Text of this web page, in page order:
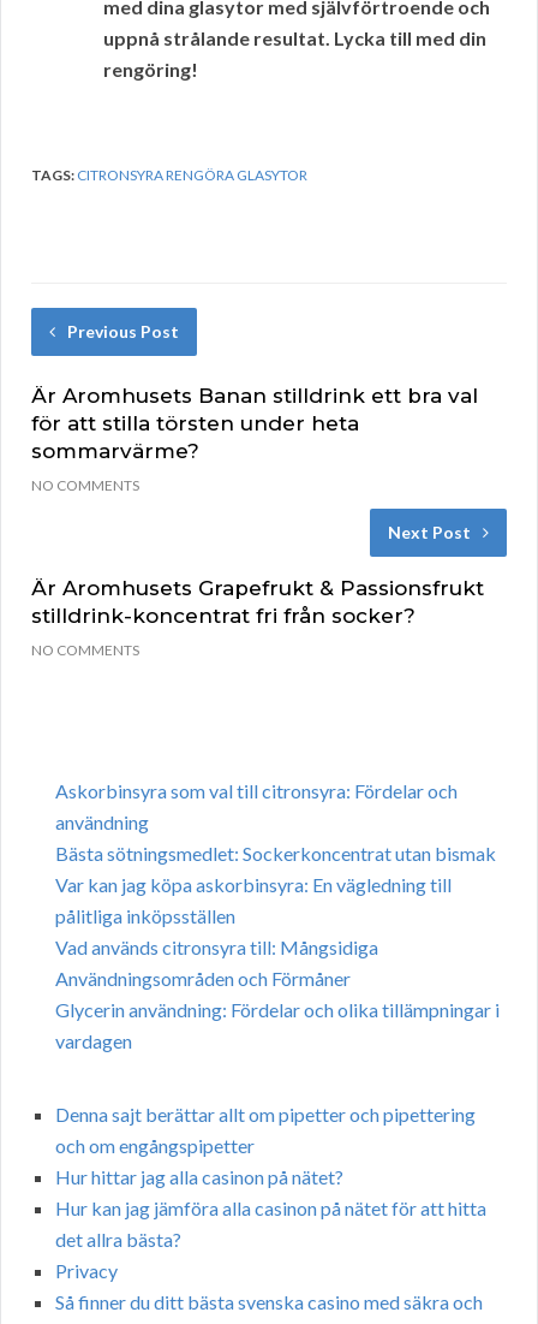
med dina glasytor med självförtroende och
uppnå strålande resultat. Lycka till med din
rengöring!
TAGS: CITRONSYRA RENGÖRA GLASYTOR
Previous Post
Är Aromhusets Banan stilldrink ett bra val
för att stilla törsten under heta
sommarvärme?
NO COMMENTS
Next Post
Är Aromhusets Grapefrukt & Passionsfrukt
stilldrink-koncentrat fri från socker?
NO COMMENTS
Askorbinsyra som val till citronsyra: Fördelar och
användning
Bästa sötningsmedlet: Sockerkoncentrat utan bismak
Var kan jag köpa askorbinsyra: En vägledning till
pålitliga inköpsställen
Vad används citronsyra till: Mångsidiga
Användningsområden och Förmåner
Glycerin användning: Fördelar och olika tillämpningar i
vardagen
Denna sajt berättar allt om pipetter och pipettering
och om engångspipetter
Hur hittar jag alla casinon på nätet?
Hur kan jag jämföra alla casinon på nätet för att hitta
det allra bästa?
Privacy
Så finner du ditt bästa svenska casino med säkra och